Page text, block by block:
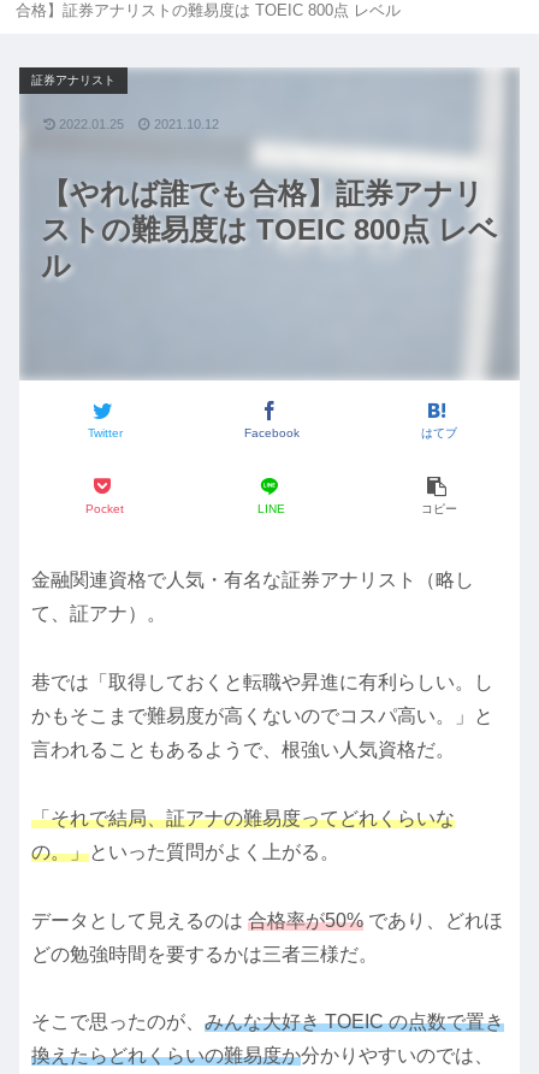
合格】証券アナリストの難易度は TOEIC 800点 レベル
【やれば誰でも合格】証券アナリ
ストの難易度は TOEIC 800点 レベ
ル
証券アナリスト
Twitter Facebook はてブ
Pocket LINE コピー
2022.01.25 2021.10.12
金融関連資格で人気・有名な証券アナリスト（略し
て、証アナ）。
巷では「取得しておくと転職や昇進に有利らしい。し
かもそこまで難易度が高くないのでコスパ高い。」と
言われることもあるようで、根強い人気資格だ。
「それで結局、証アナの難易度ってどれくらいな
の。」といった質問がよく上がる。
データとして見えるのは 合格率が50% であり、どれほ
どの勉強時間を要するかは三者三様だ。
そこで思ったのが、 みんな大好き TOEIC の点数で置き
換えたらどれくらいの難易度か分かりやすいのでは、